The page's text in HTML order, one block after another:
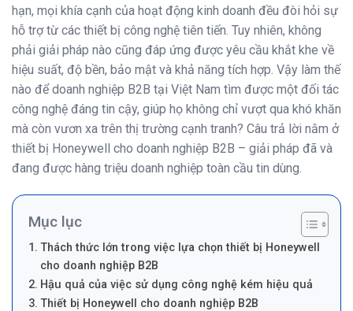
hạn, mọi khía cạnh của hoạt động kinh doanh đều đòi hỏi sự
hỗ trợ từ các thiết bị công nghệ tiên tiến. Tuy nhiên, không
phải giải pháp nào cũng đáp ứng được yêu cầu khắt khe về
hiệu suất, độ bền, bảo mật và khả năng tích hợp. Vậy làm thế
nào để doanh nghiệp B2B tại Việt Nam tìm được một đối tác
công nghệ đáng tin cậy, giúp họ không chỉ vượt qua khó khăn
mà còn vươn xa trên thị trường cạnh tranh? Câu trả lời nằm ở
thiết bị Honeywell cho doanh nghiệp B2B – giải pháp đã và
đang được hàng triệu doanh nghiệp toàn cầu tin dùng.
Mục lục
Thách thức lớn trong việc lựa chọn thiết bị Honeywell
cho doanh nghiệp B2B
Hậu quả của việc sử dụng công nghệ kém hiệu quả
Thiết bị Honeywell cho doanh nghiệp B2B